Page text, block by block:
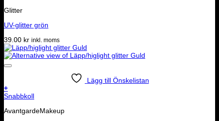
Glitter
UV-glitter grön
39.00 kr inkl. moms
Lägg till Önskelistan
+
Snabbkoll
AvantgardeMakeup